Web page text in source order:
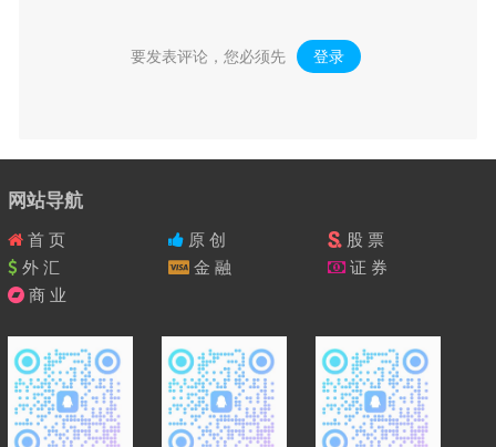
要发表评论，您必须先 登录 。
网站导航
首 页 原 创
股 票
外 汇
金 融
证 券
商 业